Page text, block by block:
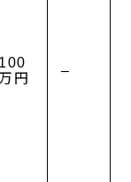
100
円
–